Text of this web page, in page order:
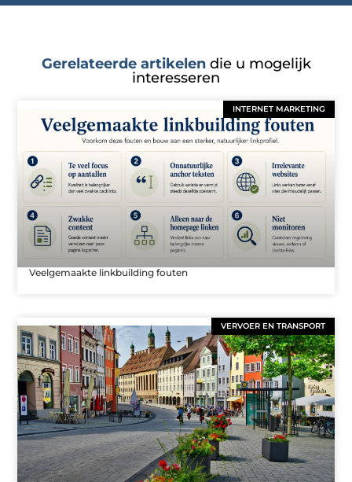
Gerelateerde artikelendie u mogelijk
interesseren
INTERNET MARKETING
Veelgemaakte linkbuilding fouten
VERVOER EN TRANSPORT